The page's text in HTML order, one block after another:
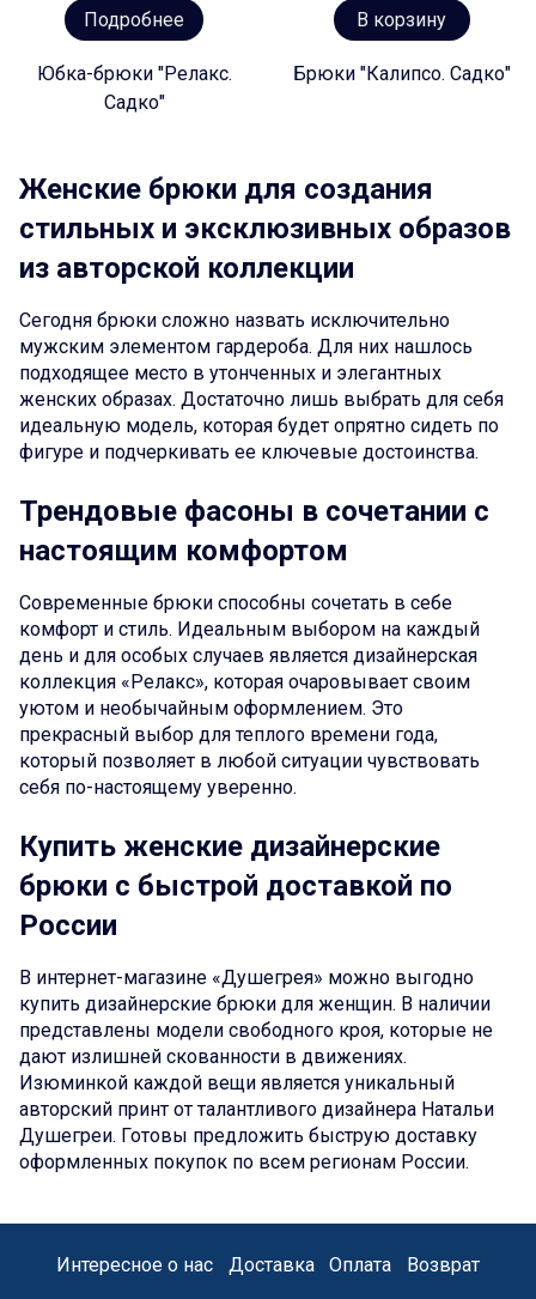
Подробнее
Юбка-брюки "Релакс.
Садко"
В корзину
Брюки "Калипсо. Садко"
Женские брюки для создания
стильных и эксклюзивных образов
из авторской коллекции
Сегодня брюки сложно назвать исключительно
мужским элементом гардероба. Для них нашлось
подходящее место в утонченных и элегантных
женских образах. Достаточно лишь выбрать для себя
идеальную модель, которая будет опрятно сидеть по
фигуре и подчеркивать ее ключевые достоинства.
Трендовые фасоны в сочетании с
настоящим комфортом
Современные брюки способны сочетать в себе
комфорт и стиль. Идеальным выбором на каждый
день и для особых случаев является дизайнерская
коллекция «Релакс», которая очаровывает своим
уютом и необычайным оформлением. Это
прекрасный выбор для теплого времени года,
который позволяет в любой ситуации чувствовать
себя по-настоящему уверенно.
Купить женские дизайнерские
брюки с быстрой доставкой по
России
В интернет-магазине «Душегрея» можно выгодно
купить дизайнерские брюки для женщин. В наличии
представлены модели свободного кроя, которые не
дают излишней скованности в движениях.
Изюминкой каждой вещи является уникальный
авторский принт от талантливого дизайнера Натальи
Душегреи. Готовы предложить быструю доставку
оформленных покупок по всем регионам России.
Интересное о нас Доставка Оплата
Возврат